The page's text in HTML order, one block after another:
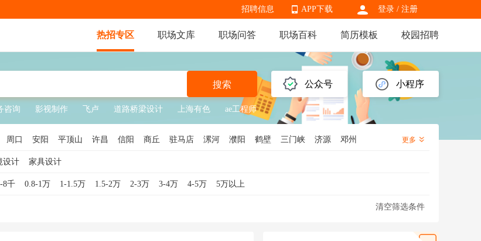
登录 / 注册
APP下载
APP下载
招聘信息
热招专区 职场文库 职场问答 职场百科 简历模板 校园招聘
公众号 小程序
搜索
咨询 影视制作 飞卢 道路桥梁设计 上海有色 ae工程师
周口 安阳 平顶山 许昌 信阳 商丘 驻马店 漯河 濮阳 鹤壁 三门峡 济源 邓州 更多
设计 家具设计
8千 0.8-1万 1-1.5万 1.5-2万 2-3万 3-4万 4-5万 5万以上
清空筛选条件